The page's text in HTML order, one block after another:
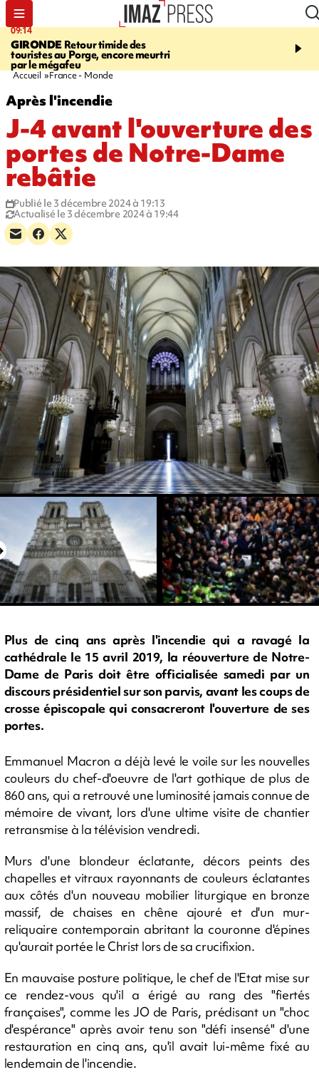
09:14
GIRONDE Retour timide des
touristes au Porge, encore meurtri
par le mégafeu
13:09
Des
font cinq morts en
Accueil France - Monde
Après l'incendie
J-4 avant l'ouverture des
portes de Notre-Dame
rebâtie
Publié le 3 décembre 2024 à 19:13
Actualisé le 3 décembre 2024 à 19:44
Plus de cinq ans après l'incendie qui a ravagé la
cathédrale le 15 avril 2019, la réouverture de Notre-
Dame de Paris doit être officialisée samedi par un
discours présidentiel sur son parvis, avant les coups de
crosse épiscopale qui consacreront l'ouverture de ses
portes.
Emmanuel Macron a déjà levé le voile sur les nouvelles
couleurs du chef-d'oeuvre de l'art gothique de plus de
860 ans, qui a retrouvé une luminosité jamais connue de
mémoire de vivant, lors d'une ultime visite de chantier
retransmise à la télévision vendredi.
Murs d'une blondeur éclatante, décors peints des
chapelles et vitraux rayonnants de couleurs éclatantes
aux côtés d'un nouveau mobilier liturgique en bronze
massif, de chaises en chêne ajouré et d'un mur-
reliquaire contemporain abritant la couronne d'épines
qu'aurait portée le Christ lors de sa crucifixion.
En mauvaise posture politique, le chef de l'Etat mise sur
ce rendez-vous qu'il a érigé au rang des "fiertés
françaises", comme les JO de Paris, prédisant un "choc
d'espérance" après avoir tenu son "défi insensé" d'une
restauration en cinq ans, qu'il avait lui-même fixé au
lendemain de l'incendie.